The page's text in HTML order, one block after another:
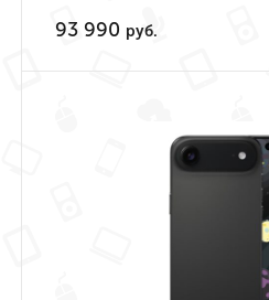
93 990 руб.